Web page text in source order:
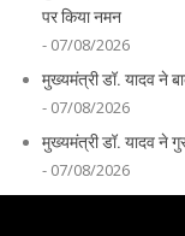
पर किया नमन
- 07/08/2026
मुख्यमंत्री डॉ. यादव ने
- 07/08/2026
मुख्यमंत्री डॉ. यादव ने
- 07/08/2026